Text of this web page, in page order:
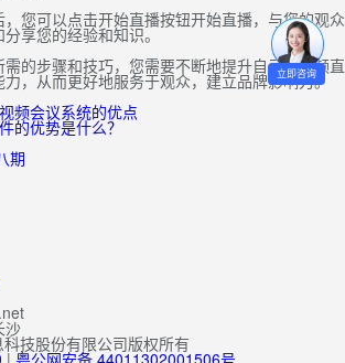
您可以点击开始直播按钮开始直播，与您的观众
享您的经验和知识。
的步骤和技巧，您需要不断地提升自己的视频直
，从而更好地服务于观众，建立品牌影响力。
频会议系统的优点
的优势是什么？
期
沙
技股份有限公司版权所有
| 粤公网安备 44011302001506号
立即咨询